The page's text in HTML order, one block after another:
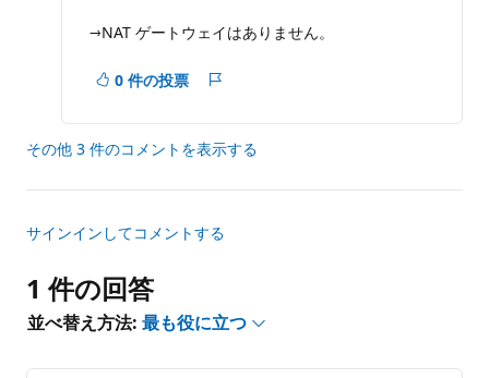
→NAT ゲートウェイはありません。
0 件の投票
ト
その他 3 件のコメントを表示する
サインインしてコメントする
1 件の回答
並べ替え方法: 最も役に立つ